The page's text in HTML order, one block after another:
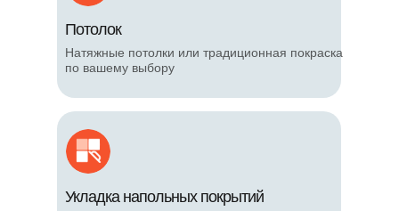
Натяжные потолки или традиционная покраска
по вашему выбору
Потолок
Укладка напольных покрытий